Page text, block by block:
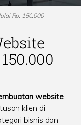
Rp. 150.000
website
klien di
bisnis dan